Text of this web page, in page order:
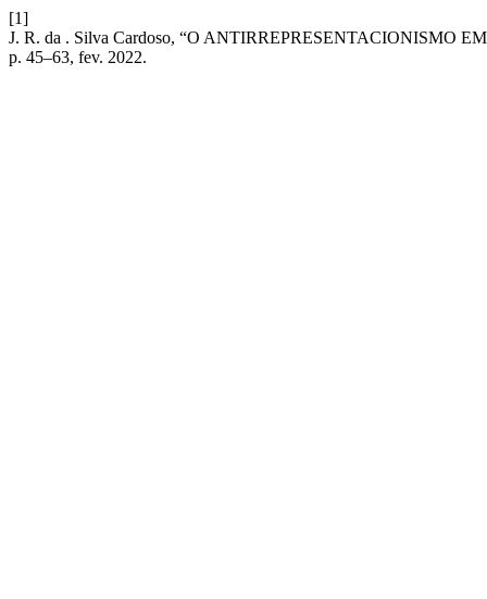
[1]
J. R. da . Silva Cardoso, “O ANTIRREPRESENTACIONISMO
p. 45–63, fev. 2022.